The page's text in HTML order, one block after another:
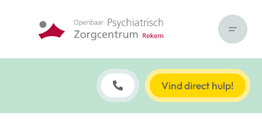
Vind direct hulp!